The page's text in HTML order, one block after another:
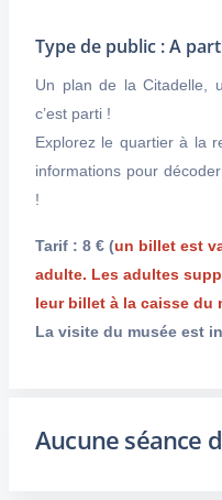
Type de public : A
Un plan de la Citadelle,
c’est parti !
Explorez le quartier à la
informations pour
!
Tarif : 8 € (un billet est
adulte. Les adultes
leur billet à la caisse du
La visite du musée est
Aucune séance